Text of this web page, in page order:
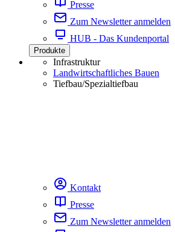
Presse
Zum Newsletter anmelden
HUB - Das Kundenportal
Produkte
Infrastruktur
Landwirtschaftliches Bauen
Tiefbau/Spezialtiefbau
Kontakt
Presse
Zum Newsletter anmelden